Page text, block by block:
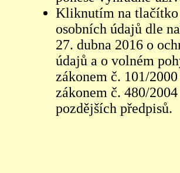
Kliknutím na tlačítko
osobních údajů dle
27. dubna 2016 o
údajů a o volném
zákonem č. 101/
zákonem č. 480/
pozdějších předpisů.